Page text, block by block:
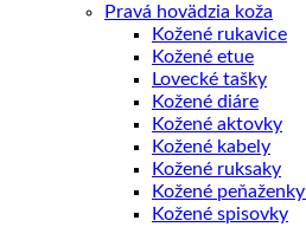
Pravá hovädzia koža
Kožené rukavice
Kožené etue
Lovecké tašky
Kožené diáre
Kožené aktovky
Kožené kabely
Kožené ruksaky
Kožené peňaženky
Kožené spisovky